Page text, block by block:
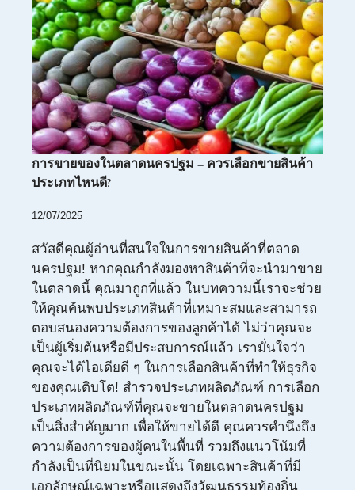
การขายของในตลาดนครปฐม – ควรเลือกขายสินค้า
ประเภทไหนดี?
12/07/2025
สวัสดีคุณผู้อ่านที่สนใจในการขายสินค้าที่ตลาด
นครปฐม! หากคุณกำลังมองหาสินค้าที่จะนำมาขาย
ในตลาดนี้ คุณมาถูกที่แล้ว ในบทความนี้เราจะช่วย
ให้คุณค้นพบประเภทสินค้าที่เหมาะสมและสามารถ
ตอบสนองความต้องการของลูกค้าได้ ไม่ว่าคุณจะ
เป็นผู้เริ่มต้นหรือมีประสบการณ์แล้ว เรามั่นใจว่า
คุณจะได้ไอเดียดี ๆ ในการเลือกสินค้าที่ทำให้ธุรกิจ
ของคุณเติบโต! สำรวจประเภทผลิตภัณฑ์ การเลือก
ประเภทผลิตภัณฑ์ที่คุณจะขายในตลาดนครปฐม
เป็นสิ่งสำคัญมาก เพื่อให้ขายได้ดี คุณควรคำนึงถึง
ความต้องการของผู้คนในพื้นที่ รวมถึงแนวโน้มที่
กำลังเป็นที่นิยมในขณะนั้น โดยเฉพาะสินค้าที่มี
เอกลักษณ์เฉพาะหรือแสดงถึงวัฒนธรรมท้องถิ่น